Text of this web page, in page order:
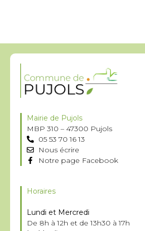
Mairie de Pujols
MBP 310 – 47300 Pujols
05 53 70 16 13
Nous écrire
Notre page Facebook
Horaires
Lundi et Mercredi
De 8h à 12h et de 13h30 à 17h